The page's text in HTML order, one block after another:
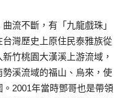
流不斷，有「九龍戲珠」
灣歷史上原住民泰雅族從
竹桃園大漢溪上游流域，
溪流域的福山、烏來，使
2001年當時鄧哥也是帶領